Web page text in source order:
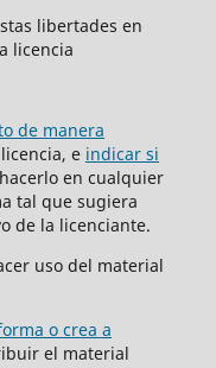
libertades en
licencia
de manera
e indicar si
en cualquier
tal que sugiera
de la licenciante.
uso del material
o crea a
el material